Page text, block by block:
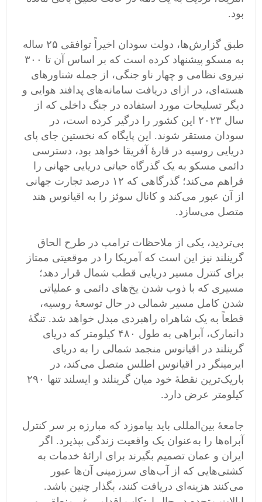
بود.
طبق گزارش‌ها، دولت سودان اخیراً توافقی ۲۵ ساله
به مسکو پیشنهاد کرده است که بر اساس آن تا ۳۰۰
نیروی نظامی و چهار ناو جنگی، از جمله شناورهای
هسته‌ای، در ازای دریافت سامانه‌های پدافند هوایی و
دیگر تسلیحات مورد استفاده در جنگ داخلی که از
سال ۲۰۲۳ این کشور را درگیر کرده است، در
سودان مستقر شوند. این پایگاه که نخستین جای پای
دریایی روسیه در قارهٔ آفریقا خواهد بود، دسترسی
دائمی مسکو به یک گذرگاه حیاتی دریایی جهانی را
فراهم می‌کند؛ گذرگاهی که ۱۲ درصد تجارت جهانی
از آن عبور می‌کند و کانال سوئز را به اقیانوس هند
متصل می‌سازد.
بی‌تردید، یکی از ملاحظات ترامپ در طرح الحاق
گرینلند نیز این است که آمریکا را در موقعیتی ممتاز
برای کنترل مسیر دریایی قطب شمال قرار دهد؛
مسیری که با ذوب شدن یخ‌های دائمی و عملیاتی
شدن کامل مسیر شمالی در حال توسعهٔ روسیه،
قطعاً به یک شاهراه راهبردی مبدل خواهد شد. تنگهٔ
دانمارک، آبراهی به طول ۴۸۰ کیلومتر که دریای
گرینلند در اقیانوس منجمد شمالی را به دریای
ایرمینگر در اقیانوس اطلس متصل می‌کند، در
باریک‌ترین نقطهٔ خود میان گرینلند و ایسلند تنها ۲۹۰
کیلومتر عرض دارد.
جامعهٔ بین‌المللی باید بیاموزد که مبارزه بر سر کنترل
آبراه‌ها را به‌عنوان یک واقعیت زندگی بپذیرد. اگر
ایران و عمان تصمیم بگیرند برای ارائهٔ خدمات به
کشتی‌هایی که از آب‌های سرزمینی آن‌ها عبور
می‌کنند هزینه‌ای دریافت کنند، بگذار چنین باشد.